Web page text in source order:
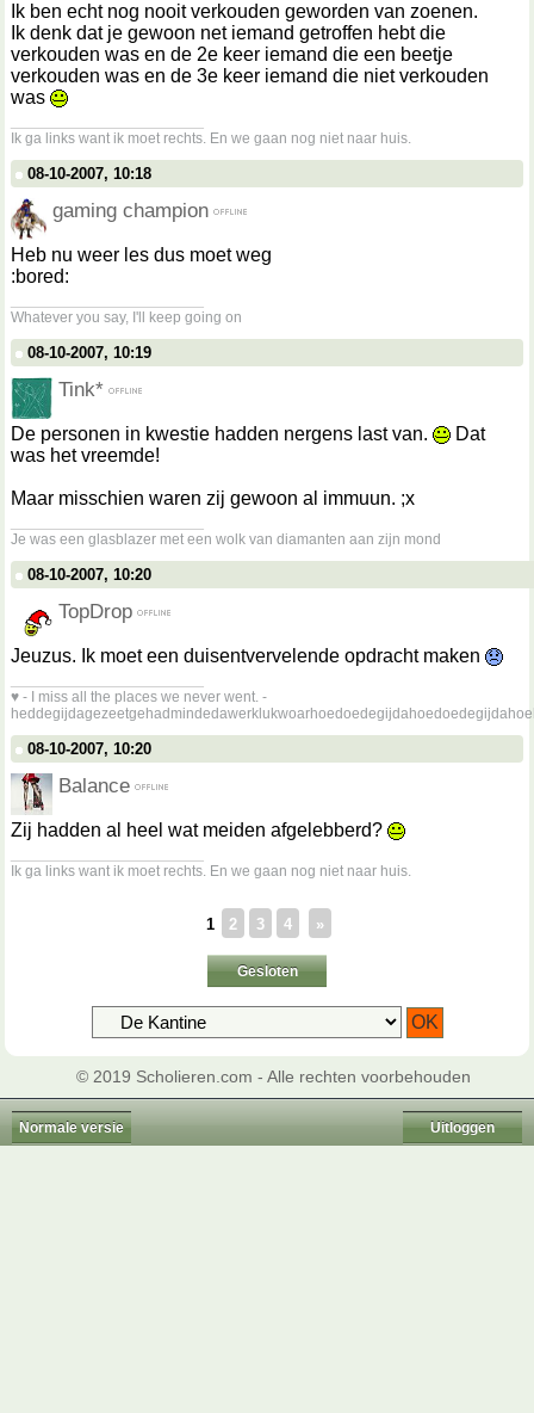
Ik ben echt nog nooit verkouden geworden van zoenen.
Ik denk dat je gewoon net iemand getroffen hebt die
verkouden was en de 2e keer iemand die een beetje
verkouden was en de 3e keer iemand die niet verkouden
was
Ik ga links want ik moet rechts. En we gaan nog niet naar huis.
08-10-2007, 10:18
gaming champion
Heb nu weer les dus moet weg
:bored:
Whatever you say, I'll keep going on
08-10-2007, 10:19
Tink*
De personen in kwestie hadden nergens last van.
Dat
was het vreemde!
Maar misschien waren zij gewoon al immuun. ;x
Je was een glasblazer met een wolk van diamanten aan zijn mond
08-10-2007, 10:20
TopDrop
Jeuzus. Ik moet een duisentvervelende opdracht maken
♥ - I miss all the places we never went. -
08-10-2007, 10:20
Balance
Zij hadden al heel wat meiden afgelebberd?
Ik ga links want ik moet rechts. En we gaan nog niet naar huis.
1 2 3 4 »
Gesloten
© 2019 Scholieren.com - Alle rechten voorbehouden
Normale versie Uitloggen